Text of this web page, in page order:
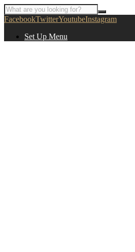
FacebookTwitterYoutubeInstagram
Set Up Menu